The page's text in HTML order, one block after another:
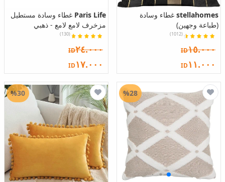
stellahomes غطاء وسادة
(طباعة وجهين)
(1012)
ID١٥.٠٠٠
ID١١.٠٠٠
Paris Life غطاء وسادة مستطيل
مزخرف لامع لامع - ذهبي
(130)
ID٢٤.٠٠٠
ID١٧.٠٠٠
%28
%30